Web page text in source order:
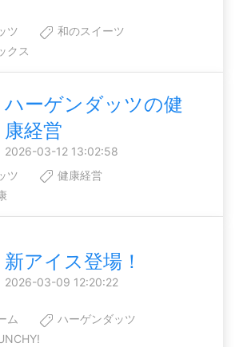
ツ
和のスイーツ
クス
ハーゲンダッツの健
康経営
2026-03-12 13:02:58
ツ
健康経営
新アイス登場！
2026-03-09 12:20:22
ム
ハーゲンダッツ